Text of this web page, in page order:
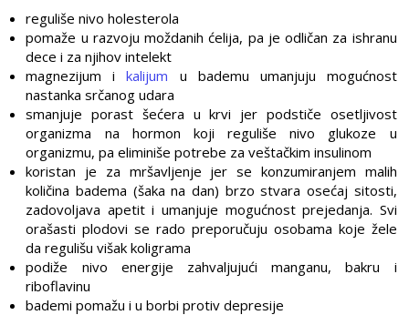
reguliše nivo holesterola
pomaže u razvoju moždanih ćelija, pa je odličan za ishranu
dece i za njihov intelekt
magnezijum ikalijum u bademu umanjuju mogućnost
nastanka srčanog udara
smanjuje porast šećera u krvi jer podstiče osetljivost
organizma na hormon koji reguliše nivo glukoze u
organizmu, pa eliminiše potrebe za veštačkim insulinom
koristan je za mršavljenje jer se konzumiranjem malih
količina badema (šaka na dan) brzo stvara osećaj sitosti,
zadovoljava apetit i umanjuje mogućnost prejedanja. Svi
orašasti plodovi se rado preporučuju osobama koje žele
da regulišu višak koligrama
podiže nivo energije zahvaljujući manganu, bakru i
riboflavinu
bademi pomažu i u borbi protiv depresije